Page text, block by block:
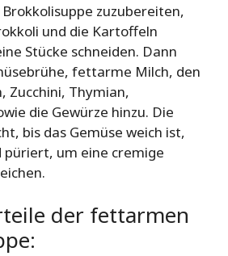
zuzubereiten,
und die Kartoffeln
Stücke schneiden. Dann
fettarme Milch, den
Zucchini, Thymian,
die Gewürze hinzu. Die
bis das Gemüse weich ist,
püriert, um eine cremige
der fettarmen